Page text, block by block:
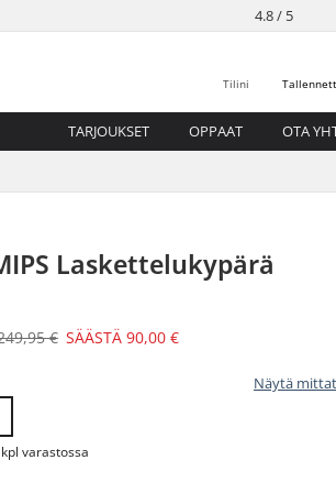
4.8 / 5
Tilini
TARJOUKSET OPPAAT OTA
Laskettelukypärä
€ SÄÄSTÄ90,00 €
Näytä
varastossa